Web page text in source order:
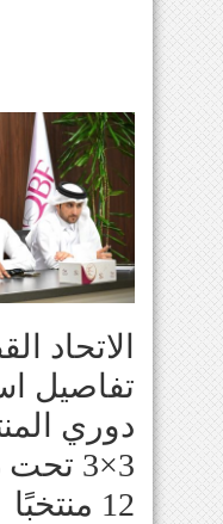
الاتحاد
تفاصيل
دوري
12 منتخبًا